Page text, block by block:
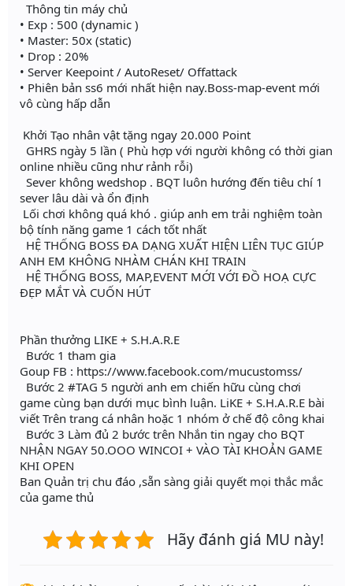
Thông tin máy chủ
• Exp : 500 (dynamic )
• Master: 50x (static)
• Drop : 20%
• Server Keepoint / AutoReset/ Offattack
• Phiên bản ss6 mới nhất hiện nay.Boss-map-event mới
vô cùng hấp dẫn
Khởi Tạo nhân vật tặng ngay 20.000 Point
GHRS ngày 5 lần ( Phù hợp với người không có thời gian
online nhiều cũng như rảnh rỗi)
Sever không wedshop . BQT luôn hướng đến tiêu chí 1
sever lâu dài và ổn định
Lối chơi không quá khó . giúp anh em trải nghiệm toàn
bộ tính năng game 1 cách tốt nhất
HỆ THỐNG BOSS ĐA DẠNG XUẤT HIỆN LIÊN TỤC GIÚP
ANH EM KHÔNG NHÀM CHÁN KHI TRAIN
HỆ THỐNG BOSS, MAP,EVENT MỚI VỚI ĐỒ HOẠ CỰC
ĐẸP MẮT VÀ CUỐN HÚT
Phần thưởng LIKE + S.H.A.R.E
Bước 1 tham gia
Goup FB : https://www.facebook.com/mucustomss/
Bước 2 #TAG 5 người anh em chiến hữu cùng chơi
game cùng bạn dưới mục bình luận. LiKE + S.H.A.R.E bài
viết Trên trang cá nhân hoặc 1 nhóm ở chế độ công khai
Bước 3 Làm đủ 2 bước trên Nhắn tin ngay cho BQT
NHẬN NGAY 50.OOO WINCOI + VÀO TÀI KHOẢN GAME
KHI OPEN
Ban Quản trị chu đáo ,sẵn sàng giải quyết mọi thắc mắc
của game thủ
Hãy đánh giá MU này!